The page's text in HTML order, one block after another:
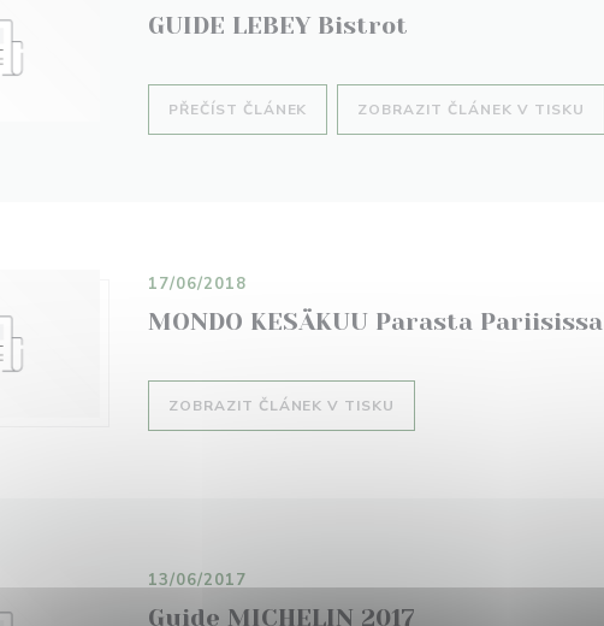
GUIDE LEBEY Bistrot
PŘEČÍST ČLÁNEK ((OTEVŘE SE V NOVÉM OKNĚ))
ZOBRAZIT ČLÁNEK V TISKU
MONDO KESÄKUU Parasta Pariisissa
17/06/2018
ZOBRAZIT ČLÁNEK V TISKU
Guide MICHELIN 2017
13/06/2017